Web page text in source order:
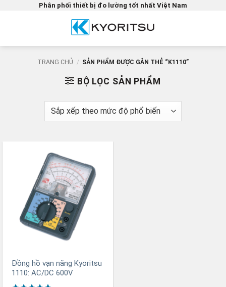
dung
Phân phối thiết bị đo lường tốt nhất Việt Nam
TRANG CHỦ / SẢN PHẨM ĐƯỢC GẮN THẺ “K1110”
BỘ LỌC SẢN PHẨM
Đồng hồ vạn năng Kyoritsu
1110: AC/DC 600V